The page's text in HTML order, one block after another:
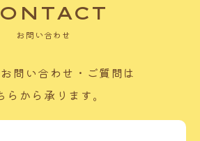
お問い合わせ
問い合わせ・ご質問は
らから承ります。